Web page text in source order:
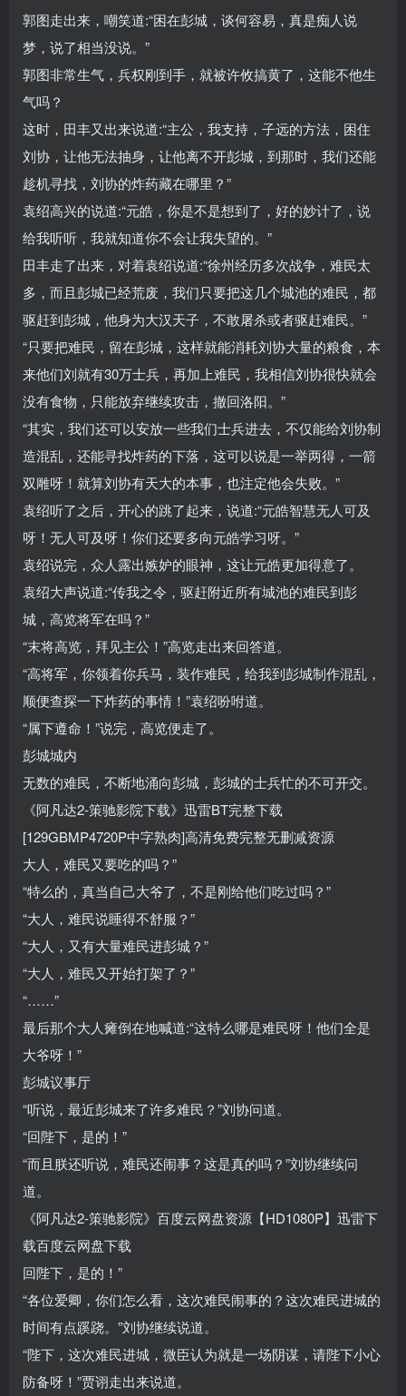
郭图走出来，嘲笑道:“困在彭城，谈何容易，真是痴人说
梦，说了相当没说。”
郭图非常生气，兵权刚到手，就被许攸搞黄了，这能不他生
气吗？
这时，田丰又出来说道:“主公，我支持，子远的方法，困住
刘协，让他无法抽身，让他离不开彭城，到那时，我们还能
趁机寻找，刘协的炸药藏在哪里？”
袁绍高兴的说道:“元皓，你是不是想到了，好的妙计了，说
给我听听，我就知道你不会让我失望的。”
田丰走了出来，对着袁绍说道:“徐州经历多次战争，难民太
多，而且彭城已经荒废，我们只要把这几个城池的难民，都
驱赶到彭城，他身为大汉天子，不敢屠杀或者驱赶难民。”
“只要把难民，留在彭城，这样就能消耗刘协大量的粮食，本
来他们刘就有30万士兵，再加上难民，我相信刘协很快就会
没有食物，只能放弃继续攻击，撤回洛阳。”
“其实，我们还可以安放一些我们士兵进去，不仅能给刘协制
造混乱，还能寻找炸药的下落，这可以说是一举两得，一箭
双雕呀！就算刘协有天大的本事，也注定他会失败。”
袁绍听了之后，开心的跳了起来，说道:“元皓智慧无人可及
呀！无人可及呀！你们还要多向元皓学习呀。”
袁绍说完，众人露出嫉妒的眼神，这让元皓更加得意了。
袁绍大声说道:“传我之令，驱赶附近所有城池的难民到彭
城，高览将军在吗？”
“末将高览，拜见主公！”高览走出来回答道。
“高将军，你领着你兵马，装作难民，给我到彭城制作混乱，
顺便查探一下炸药的事情！”袁绍吩咐道。
“属下遵命！”说完，高览便走了。
彭城城内
无数的难民，不断地涌向彭城，彭城的士兵忙的不可开交。
《阿凡达2-策驰影院下载》迅雷BT完整下载
[129GBMP4720P中字熟肉]高清免费完整无删减资源
大人，难民又要吃的吗？”
“特么的，真当自己大爷了，不是刚给他们吃过吗？”
“大人，难民说睡得不舒服？”
“大人，又有大量难民进彭城？”
“大人，难民又开始打架了？”
“……”
最后那个大人瘫倒在地喊道:“这特么哪是难民呀！他们全是
大爷呀！”
彭城议事厅
“听说，最近彭城来了许多难民？”刘协问道。
“回陛下，是的！”
“而且朕还听说，难民还闹事？这是真的吗？”刘协继续问
道。
《阿凡达2-策驰影院》百度云网盘资源【HD1080P】迅雷下
载百度云网盘下载
回陛下，是的！”
“各位爱卿，你们怎么看，这次难民闹事的？这次难民进城的
时间有点蹊跷。”刘协继续说道。
“陛下，这次难民进城，微臣认为就是一场阴谋，请陛下小心
防备呀！”贾诩走出来说道。